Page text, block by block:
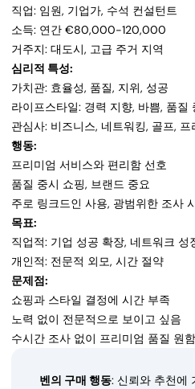
직업: 임원, 기업가, 수석 컨설턴트
소득: 연간 €80,000-120,000
거주지: 대도시, 고급 주거 지역
심리적 특성:
가치관: 효율성, 품질, 지위, 성공
라이프스타일: 경력 지향, 바쁨, 품질
관심사: 비즈니스, 네트워킹, 골프, 프
행동:
프리미엄 서비스와 편리함 선호
품질 중시 쇼핑, 브랜드 중요
주로 링크드인 사용, 광범위한 조사
목표:
직업적: 기업 성공 확장, 네트워크 성
개인적: 전문적 외모, 시간 절약
문제점:
쇼핑과 스타일 결정에 시간 부족
노력 없이 전문적으로 보이고 싶음
수시간 조사 없이 프리미엄 품질 원함
벤의 구매 행동: 신뢰와 추천에